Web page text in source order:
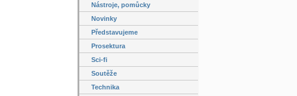
Nástroje, pomůcky
Novinky
Představujeme
Prosektura
Sci-fi
Soutěže
Technika